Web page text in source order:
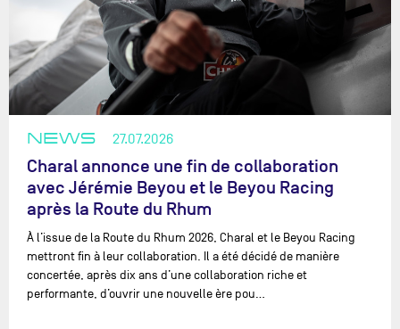
NEWS 27.07.2026
Charal annonce une fin de collaboration
avec Jérémie Beyou et le Beyou Racing
après la Route du Rhum
À l’issue de la Route du Rhum 2026, Charal et le Beyou Racing
mettront fin à leur collaboration. Il a été décidé de manière
concertée, après dix ans d’une collaboration riche et
performante, d’ouvrir une nouvelle ère pou…